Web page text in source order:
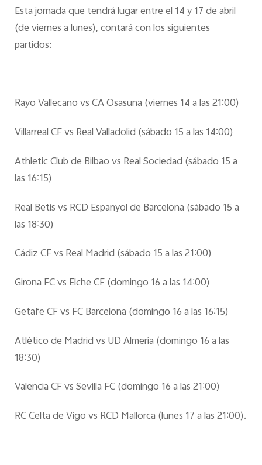
Esta jornada que tendrá lugar entre el 14 y 17 de abril
(de viernes a lunes), contará con los siguientes
partidos:
Rayo Vallecano vs CA Osasuna (viernes 14 a las 21:00)
Villarreal CF vs Real Valladolid (sábado 15 a las 14:00)
Athletic Club de Bilbao vs Real Sociedad (sábado 15 a
las 16:15)
Real Betis vs RCD Espanyol de Barcelona (sábado 15 a
las 18:30)
Cádiz CF vs Real Madrid (sábado 15 a las 21:00)
Girona FC vs Elche CF (domingo 16 a las 14:00)
Getafe CF vs FC Barcelona (domingo 16 a las 16:15)
Atlético de Madrid vs UD Almería (domingo 16 a las
18:30)
Valencia CF vs Sevilla FC (domingo 16 a las 21:00)
RC Celta de Vigo vs RCD Mallorca (lunes 17 a las 21:00).